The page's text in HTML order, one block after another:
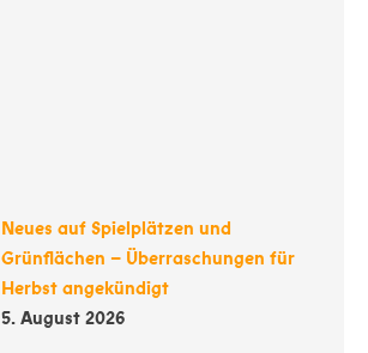
Neues auf Spielplätzen und
Grünflächen – Überraschungen für
Herbst angekündigt
5. August 2026